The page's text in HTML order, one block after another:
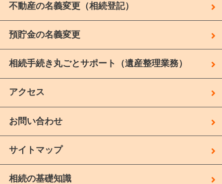
不動産の名義変更（相続登記）
預貯金の名義変更
相続手続き丸ごとサポート（遺産整理業務）
アクセス
お問い合わせ
サイトマップ
相続の基礎知識